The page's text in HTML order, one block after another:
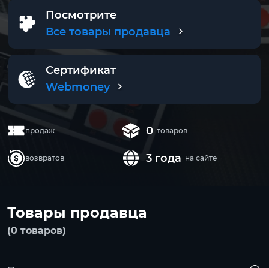
Посмотрите
Все товары продавца
Сертификат
Webmoney
продаж 0 товаров
возвратов 3 года на сайте
Товары продавца
(0 товаров)